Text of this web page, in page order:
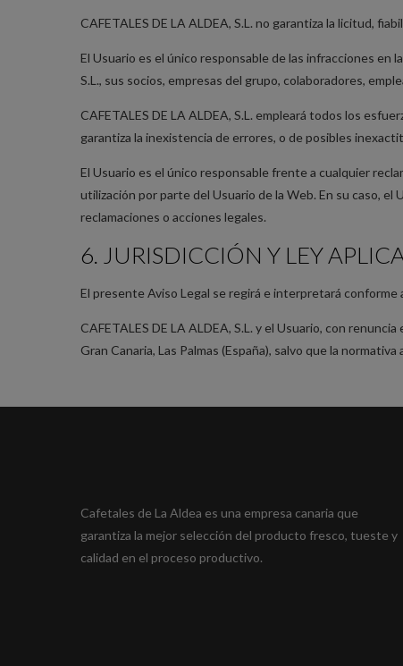
CAFETALES DE LA ALDEA, S.L. no garantiza la licitud,
El Usuario es el único responsable de las infracciones en
S.L., sus socios, empresas del grupo, colaboradores,
CAFETALES DE LA ALDEA, S.L. empleará todos los
garantiza la inexistencia de errores, o de posibles
El Usuario es el único responsable frente a cualquier
utilización por parte del Usuario de la Web. En su caso, el
reclamaciones o acciones legales.
6. JURISDICCIÓN Y LEY
El presente Aviso Legal se regirá e interpretará conforme
CAFETALES DE LA ALDEA, S.L. y el Usuario, con
Gran Canaria, Las Palmas (España), salvo que la
Cafetales de La Aldea es una empresa canaria que
garantiza la mejor selección del producto fresco, tueste y
calidad en el proceso productivo.